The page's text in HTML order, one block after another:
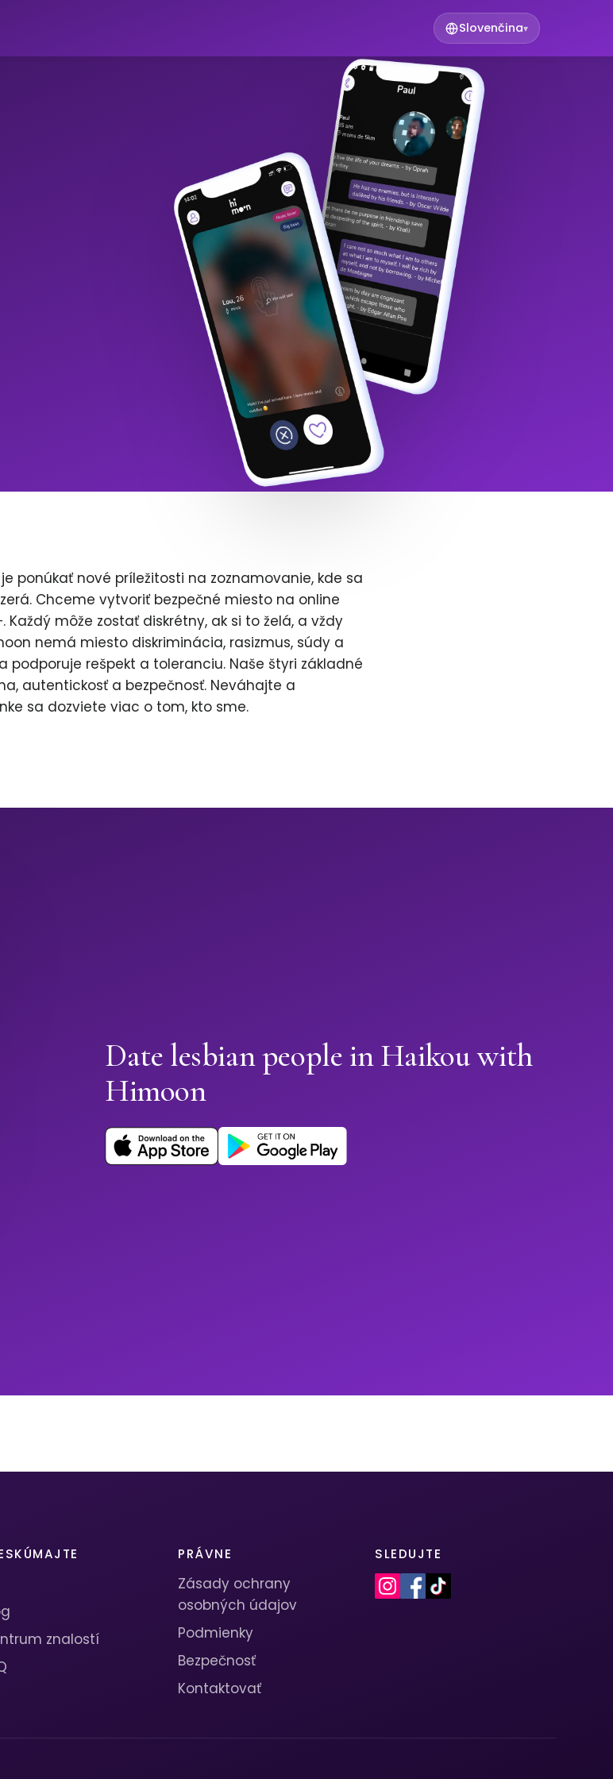
Slovenčina▾
ponúkať nové príležitosti na zoznamovanie, kde sa
Chceme vytvoriť bezpečné miesto na online
Každý môže zostať diskrétny, ak si to želá, a vždy
nemá miesto diskriminácia, rasizmus, súdy a
podporuje rešpekt a toleranciu. Naše štyri základné
autentickosť a bezpečnosť. Neváhajte a
sa dozviete viac o tom, kto sme.
Date lesbian people in Haikou with
Himoon
znalostí
PRÁVNE
Zásady ochrany
osobných údajov
Podmienky
Bezpečnosť
Kontaktovať
SLEDUJTE